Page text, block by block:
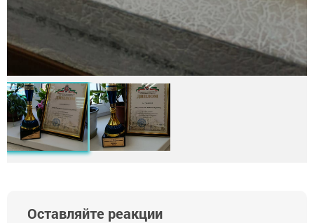
Оставляйте реакции